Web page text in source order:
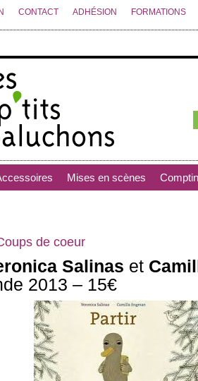
CONTACT ADHÉSION FORMATIONS
Mises en scènes
de coeur
Salinas et
2013 – 15€